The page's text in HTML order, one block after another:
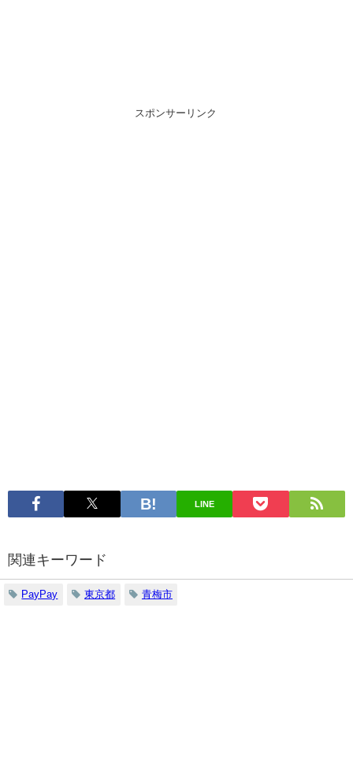
スポンサーリンク
LINE
関連キーワード
PayPay 東京都 青梅市